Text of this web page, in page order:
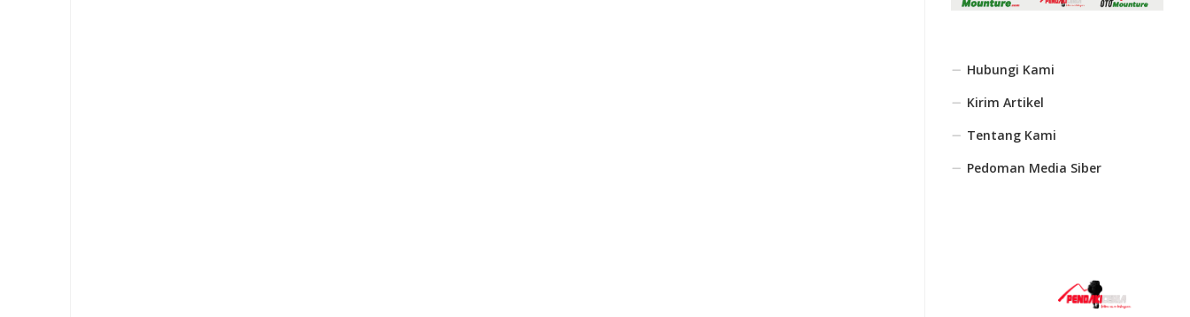
Hubungi Kami
Kirim Artikel
Tentang Kami
Pedoman Media Siber